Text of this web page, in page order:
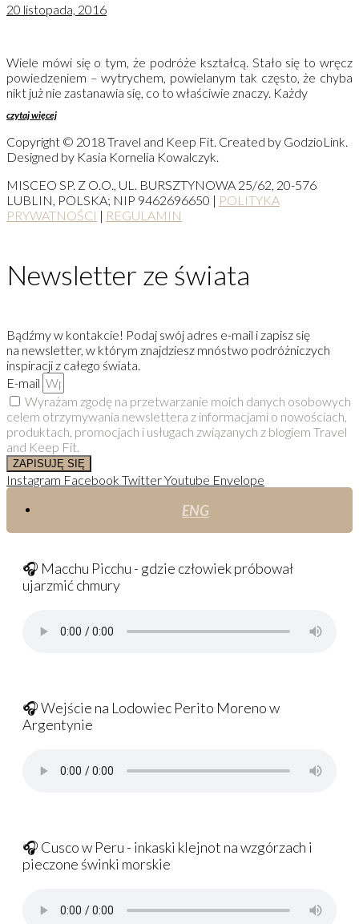
20 listopada, 2016
Wiele mówi się o tym, że podróże kształcą. Stało się to wręcz
powiedzeniem – wytrychem, powielanym tak często, że chyba
nikt już nie zastanawia się, co to właściwie znaczy. Każdy
czytaj więcej
Copyright © 2018 Travel and Keep Fit. Created by GodzioLink.
Designed by Kasia Kornelia Kowalczyk.
MISCEO SP. Z O.O., UL. BURSZTYNOWA 25/62, 20-576
LUBLIN, POLSKA; NIP 9462696650 | POLITYKA
PRYWATNOŚCI | REGULAMIN
Newsletter ze świata
Bądźmy w kontakcie! Podaj swój adres e-mail i zapisz się
na newsletter, w którym znajdziesz mnóstwo podróżniczych
inspiracji z całego świata.
E-mail
Wyrażam zgodę na przetwarzanie moich danych osobowych
celem otrzymywania newslettera z informacjami o nowościach,
produktach, promocjach i usługach związanych z blogiem Travel
and Keep Fit.
ZAPISUJĘ SIĘ
Instagram Facebook TwitterYoutube Envelope
ENG
🎧 Macchu Picchu - gdzie człowiek próbował
ujarzmić chmury
🎧 Wejście na Lodowiec Perito Moreno w
Argentynie
🎧 Cusco w Peru - inkaski klejnot na wzgórzach i
pieczone świnki morskie